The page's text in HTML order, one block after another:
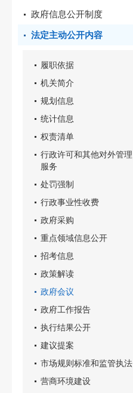
政府信息公开制度
法定主动公开内容
履职依据
机关简介
规划信息
统计信息
权责清单
行政许可和其他对外管理
服务
处罚强制
行政事业性收费
政府采购
重点领域信息公开
招考信息
政策解读
政府会议
政府工作报告
执行结果公开
建议提案
市场规则标准和监管执法
营商环境建设